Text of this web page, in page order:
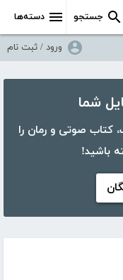
دسته‌ها جستجو
ورود / ثبت نام
کتابراه، بیش از ۵۰،۰۰۰ کتاب، کتاب صوتی و رمان را
باشید!